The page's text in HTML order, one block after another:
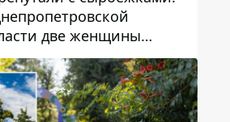
две женщины
грибами